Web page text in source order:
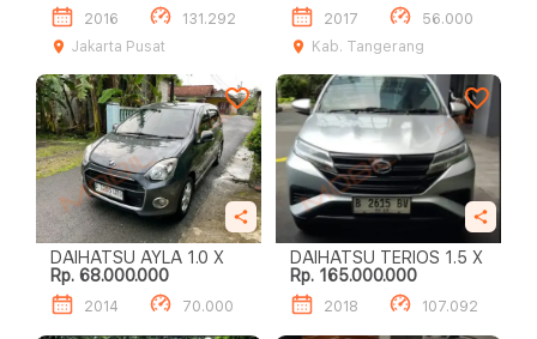
2016
131.292
Jakarta Pusat
2017
56.000
Kab. Tangerang
DAIHATSU AYLA 1.0 X
Rp. 68.000.000
2014 70.000
DAIHATSU TERIOS 1.5 X
Rp. 165.000.000
2018 107.092